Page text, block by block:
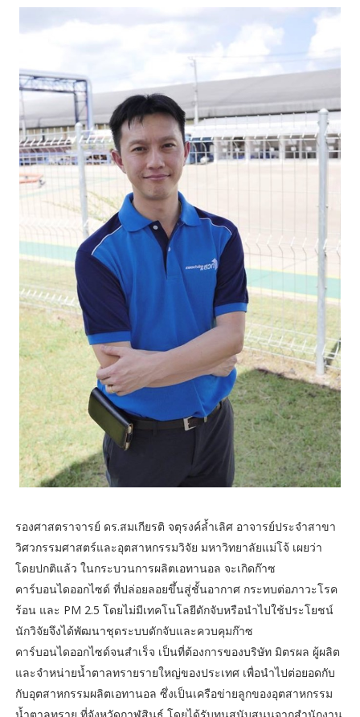
รองศาสตราจารย์ ดร.สมเกียรติ จตุรงค์ล้ำเลิศ อาจารย์ประจำสาขา
วิศวกรรมศาสตร์และอุตสาหกรรมวิจัย มหาวิทยาลัยแม่โจ้ เผยว่า
โดยปกติแล้ว ในกระบวนการผลิตเอทานอล จะเกิดก๊าซ
คาร์บอนไดออกไซด์ ที่ปล่อยลอยขึ้นสู่ชั้นอากาศ กระทบต่อภาวะโรค
ร้อน และ PM 2.5 โดยไม่มีเทคโนโลยีดักจับหรือนำไปใช้ประโยชน์
นักวิจัยจึงได้พัฒนาชุดระบบดักจับและควบคุมก๊าซ
คาร์บอนไดออกไซด์จนสำเร็จ เป็นที่ต้องการของบริษัท มิตรผล ผู้ผลิต
และจำหน่ายน้ำตาลทรายรายใหญ่ของประเทศ เพื่อนำไปต่อยอดกับ
กับอุตสาหกรรมผลิตเอทานอล ซึ่งเป็นเครือข่ายลูกของอุตสาหกรรม